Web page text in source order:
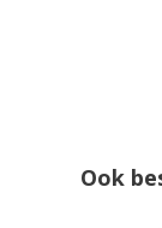
Ook